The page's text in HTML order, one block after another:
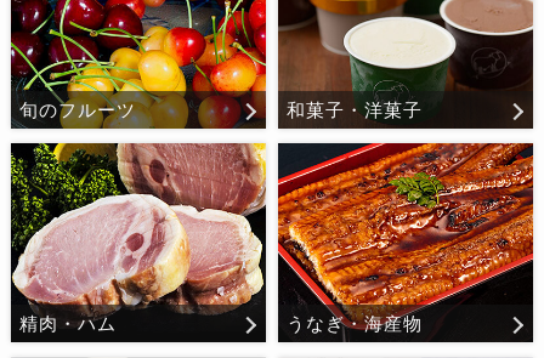
旬のフルーツ 和菓子・洋菓子
精肉・ハム うなぎ・海産物